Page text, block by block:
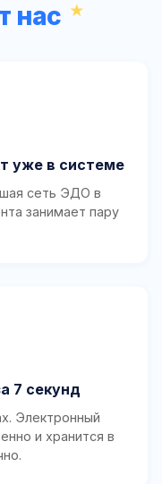
нас
уже в системе
сеть ЭДО в
занимает пару
7 секунд
Электронный
и хранится в